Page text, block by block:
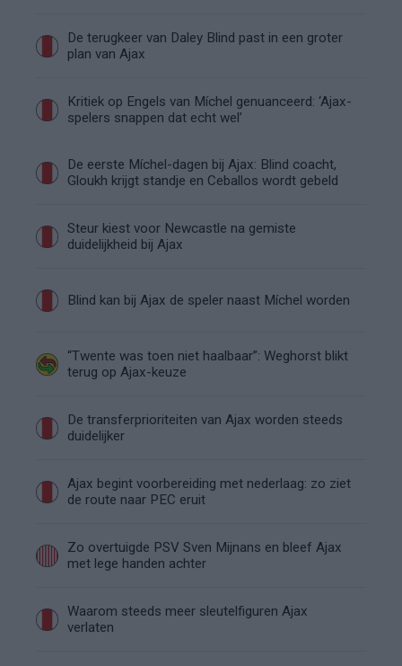
De terugkeer van Daley Blind past in een groter
plan van Ajax
Kritiek op Engels van Míchel genuanceerd: ‘Ajax-
spelers snappen dat echt wel’
De eerste Míchel-dagen bij Ajax: Blind coacht,
Gloukh krijgt standje en Ceballos wordt gebeld
Steur kiest voor Newcastle na gemiste
duidelijkheid bij Ajax
Blind kan bij Ajax de speler naast Míchel worden
“Twente was toen niet haalbaar”: Weghorst blikt
terug op Ajax-keuze
De transferprioriteiten van Ajax worden steeds
duidelijker
Ajax begint voorbereiding met nederlaag: zo ziet
de route naar PEC eruit
Zo overtuigde PSV Sven Mijnans en bleef Ajax
met lege handen achter
Waarom steeds meer sleutelfiguren Ajax
verlaten